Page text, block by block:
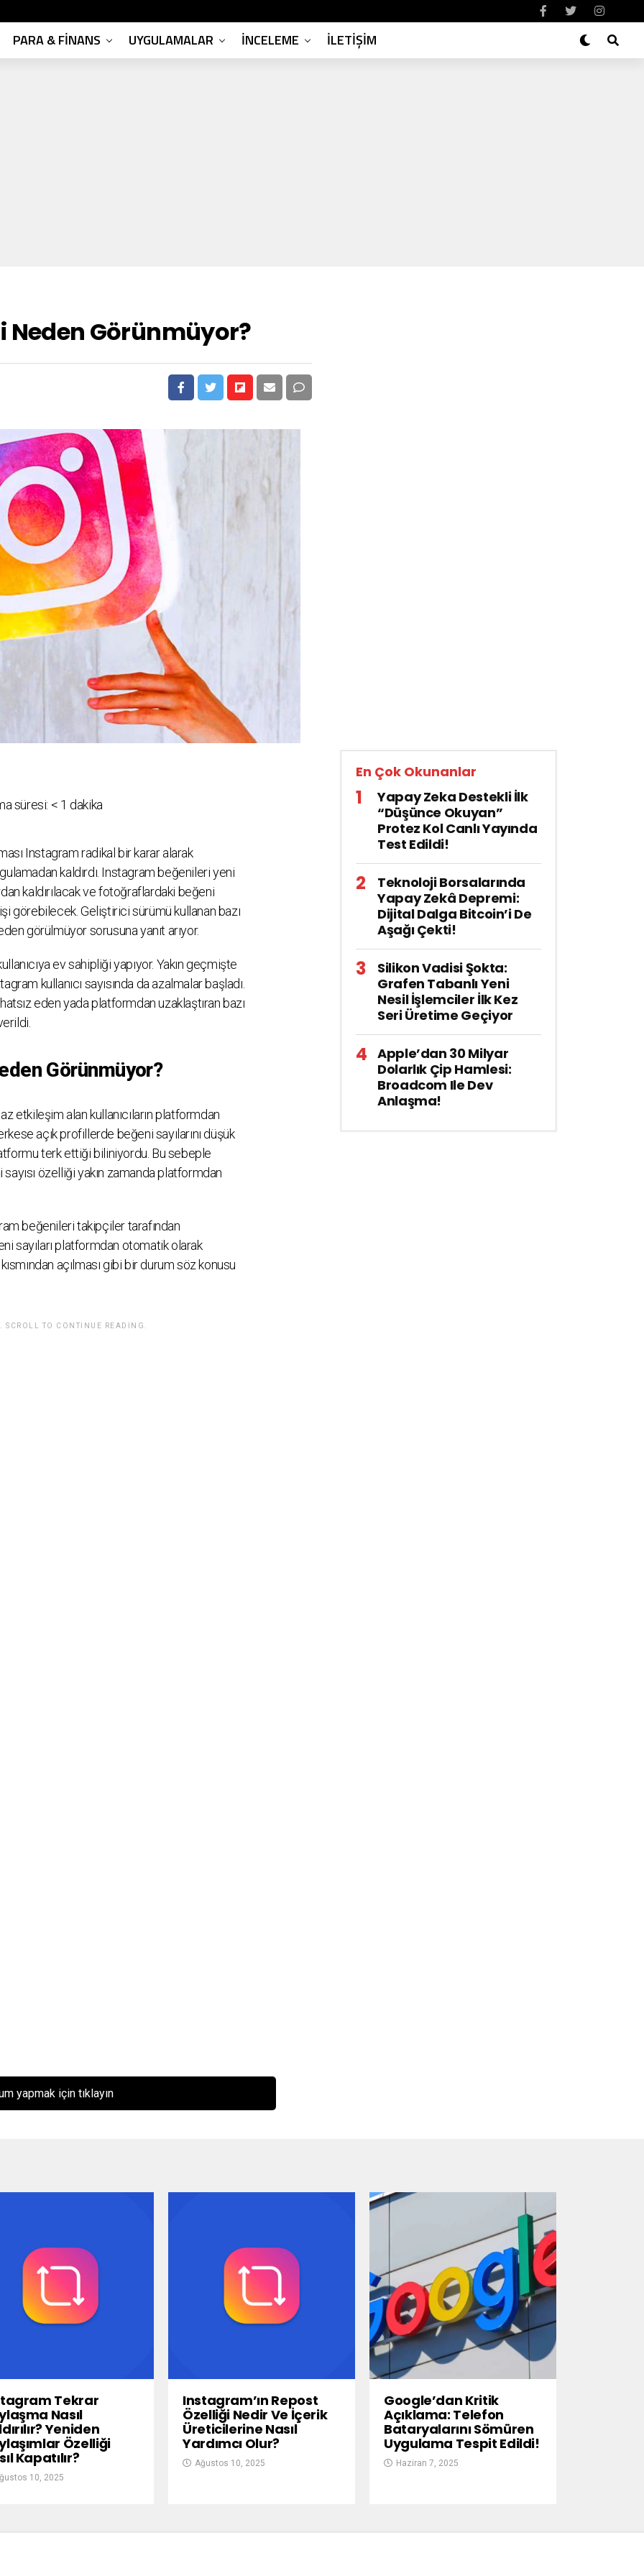
PARA & FINANS UYGULAMALAR İNCELEME İLETİŞİM
Görünmüyor?
süresi: < 1 dakika
Instagram radikal bir karar alarak
kaldırdı. Instagram beğenileri yeni
kaldırılacak ve fotoğraflardaki beğeni
görebilecek. Geliştirici sürümü kullanan bazı
görülmüyor sorusuna yanıt arıyor.
ev sahipliği yapıyor. Yakın geçmişte
kullanıcı sayısında da azalmalar başladı.
eden yada platformdan uzaklaştıran bazı
Görünmüyor?
etkileşim alan kullanıcıların platformdan
açık profillerde beğeni sayılarını düşük
terk ettiği biliniyordu. Bu sebeple
özelliği yakın zamanda platformdan
beğenileri takipçiler tarafından
sayıları platformdan otomatik olarak
açılması gibi bir durum söz konusu
SCROLL TO CONTINUE READING.
yapmak için tıklayın
En Çok Okunanlar
Yapay Zeka Destekli İlk
“Düşünce Okuyan”
Protez Kol Canlı Yayında
Test Edildi!
Teknoloji Borsalarında
Yapay Zekâ Depremi:
Dijital Dalga Bitcoin’i De
Aşağı Çekti!
Silikon Vadisi Şokta:
Grafen Tabanlı Yeni
Nesil İşlemciler İlk Kez
Seri Üretime Geçiyor
Apple’dan 30 Milyar
Dolarlık Çip Hamlesi:
Broadcom Ile Dev
Anlaşma!
Tekrar
Nasıl
Yeniden
Özelliği
Kapatılır?
10, 2025
Instagram’ın Repost
Özelliği Nedir Ve İçerik
Üreticilerine Nasıl
Yardımcı Olur?
Ağustos 10, 2025
Google’dan Kritik
Açıklama: Telefon
Bataryalarını Sömüren
Uygulama Tespit Edildi!
Haziran 7, 2025